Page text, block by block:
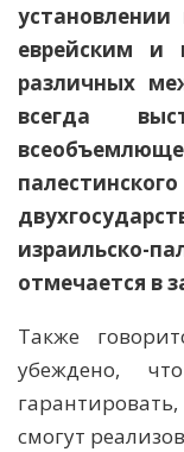
еврейским и
различных
всегда
израильско-
отмечается в
Также
убеждено,
смогут